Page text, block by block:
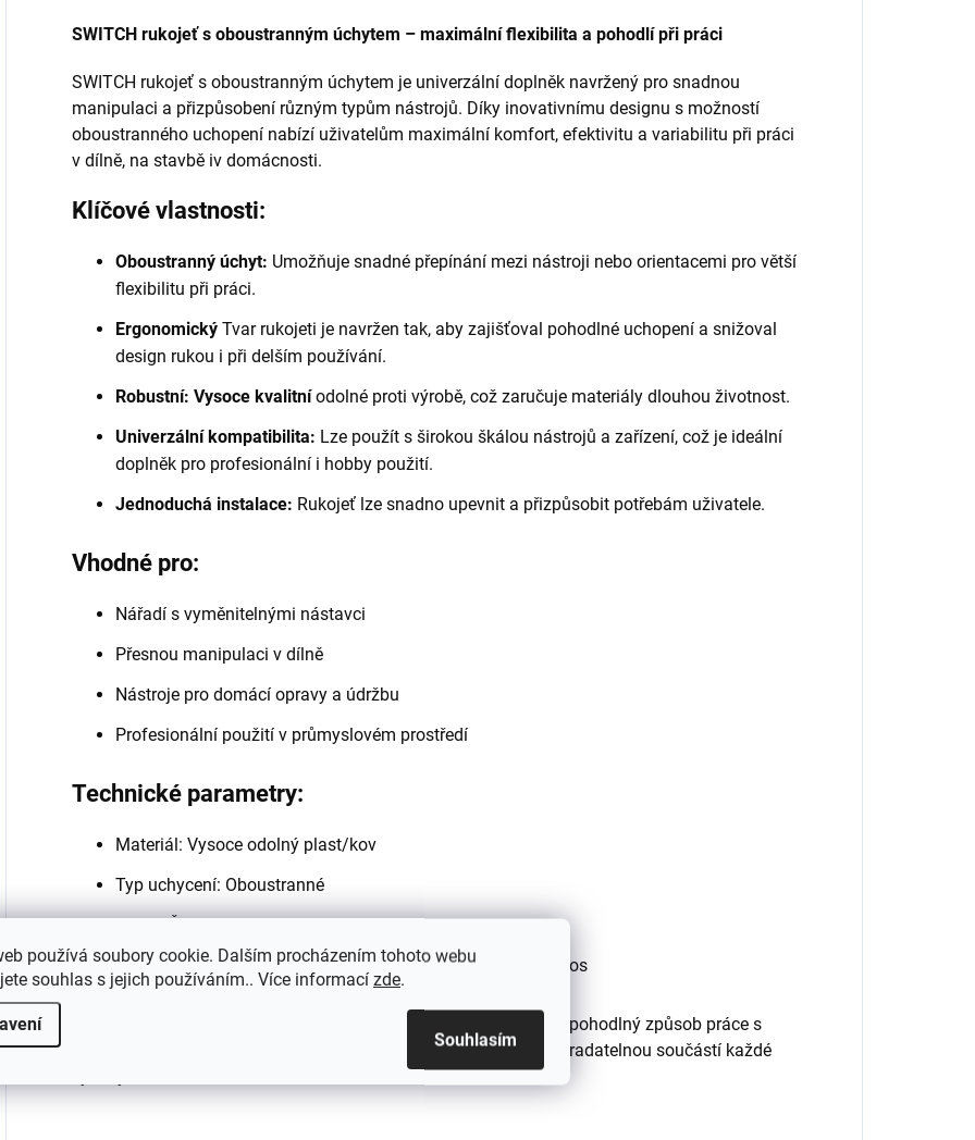
používá soubory cookie. Dalším procházením tohoto webu
souhlas s jejich používáním.. Více informací zde.
Souhlasím
SWITCH rukojeť s oboustranným úchytem – maximální flexibilita a pohodlí při práci
SWITCH rukojeť s oboustranným úchytem je univerzální doplněk navržený pro snadnou
manipulaci a přizpůsobení různým typům nástrojů. Díky inovativnímu designu s možností
oboustranného uchopení nabízí uživatelům maximální komfort, efektivitu a variabilitu při práci
v dílně, na stavbě iv domácnosti.
Klíčové vlastnosti:
Oboustranný úchyt: Umožňuje snadné přepínání mezi nástroji nebo orientacemi pro větší
flexibilitu při práci.
Ergonomický Tvar rukojeti je navržen tak, aby zajišťoval pohodlné uchopení a snižoval
design rukou i při delším používání.
Robustní: Vysoce kvalitníodolné proti výrobě, což zaručuje materiály dlouhou životnost.
Univerzální kompatibilita: Lze použít s širokou škálou nástrojů a zařízení, což je ideální
doplněk pro profesionální i hobby použití.
Jednoduchá instalace: Rukojeť lze snadno upevnit a přizpůsobit potřebám uživatele.
Vhodné pro:
Nářadí s vyměnitelnými nástavci
Přesnou manipulaci v dílně
Nástroje pro domácí opravy a údržbu
Profesionální použití v průmyslovém prostředí
Technické parametry:
Materiál: Vysoce odolný plast/kov
Typ uchycení: Oboustranné
Barva: Černá s ergonomickými prvky
Rozměry: Kompaktní velikost pro snadné skladování a přenos
SWITCH rukojeť hledá ideální řešení pro každého, kdo efektivní a pohodlný způsob práce s
nástroji. Její univerzální design a všestranné použití ji činí nepostradatelnou součástí každé